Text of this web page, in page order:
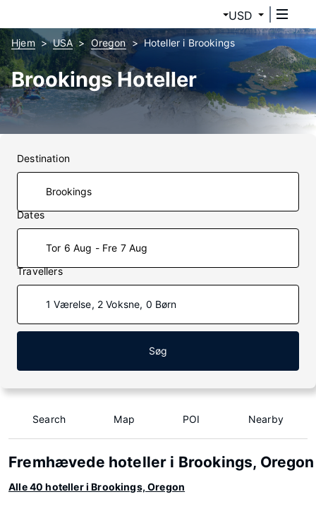
USD
Hjem USA Oregon Hoteller i Brookings
Brookings Hoteller
Destination
Dates
Tor 6 Aug - Fre 7 Aug
Travellers
1 Værelse, 2 Voksne, 0 Børn
Søg
Search Map POI Nearby
Fremhævede hoteller i Brookings, Oregon
Alle 40 hoteller i Brookings, Oregon